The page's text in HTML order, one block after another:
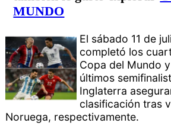
MUNDO
El sábado 11 de
completó los
Copa del Mundo
últimos
Inglaterra
clasificación tras
Noruega, respectivamente.